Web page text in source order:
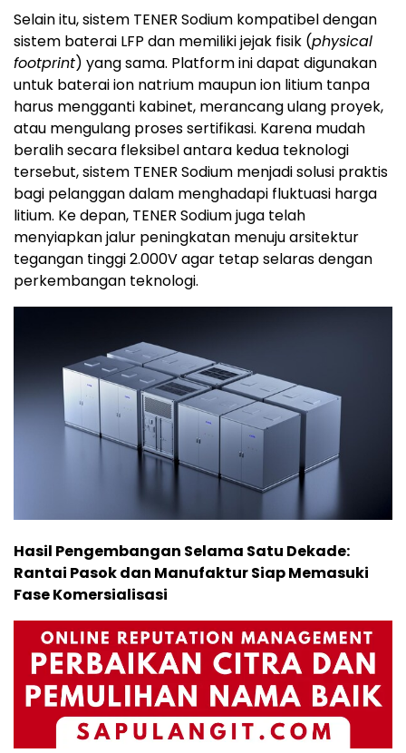
Selain itu, sistem TENER Sodium kompatibel dengan
sistem baterai LFP dan memiliki jejak fisik (physical
footprint) yang sama. Platform ini dapat digunakan
untuk baterai ion natrium maupun ion litium tanpa
harus mengganti kabinet, merancang ulang proyek,
atau mengulang proses sertifikasi. Karena mudah
beralih secara fleksibel antara kedua teknologi
tersebut, sistem TENER Sodium menjadi solusi praktis
bagi pelanggan dalam menghadapi fluktuasi harga
litium. Ke depan, TENER Sodium juga telah
menyiapkan jalur peningkatan menuju arsitektur
tegangan tinggi 2.000V agar tetap selaras dengan
perkembangan teknologi.
Hasil Pengembangan Selama Satu Dekade:
Rantai Pasok dan Manufaktur Siap Memasuki
Fase Komersialisasi